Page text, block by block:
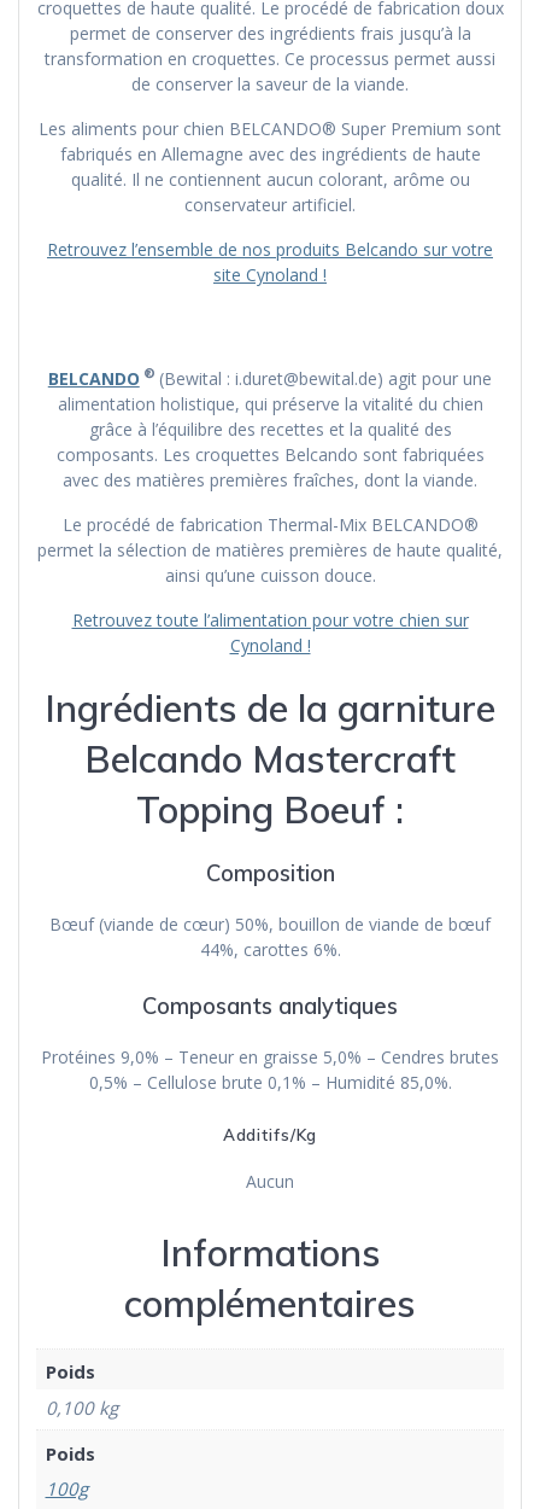
croquettes de haute qualité. Le procédé de fabrication doux
permet de conserver des ingrédients frais jusqu’à la
transformation en croquettes. Ce processus permet aussi
de conserver la saveur de la viande.
Les aliments pour chien BELCANDO® Super Premium sont
fabriqués en Allemagne avec des ingrédients de haute
qualité. Il ne contiennent aucun colorant, arôme ou
conservateur artificiel.
Retrouvez l’ensemble de nos produits Belcando sur votre
site Cynoland !
BELCANDO ® (Bewital : i.duret@bewital.de) agit pour une
alimentation holistique, qui préserve la vitalité du chien
grâce à l’équilibre des recettes et la qualité des
composants. Les croquettes Belcando sont fabriquées
avec des matières premières fraîches, dont la viande.
Le procédé de fabrication Thermal-Mix BELCANDO®
permet la sélection de matières premières de haute qualité,
ainsi qu’une cuisson douce.
Retrouvez toute l’alimentation pour votre chien sur
Cynoland !
Ingrédients de la garniture
Belcando Mastercraft
Topping Boeuf :
Composition
Bœuf (viande de cœur) 50%, bouillon de viande de bœuf
44%, carottes 6%.
Composants analytiques
Protéines 9,0% – Teneur en graisse 5,0% – Cendres brutes
0,5% – Cellulose brute 0,1% – Humidité 85,0%.
Additifs/Kg
Aucun
Informations
complémentaires
Poids
0,100 kg
Poids
100g